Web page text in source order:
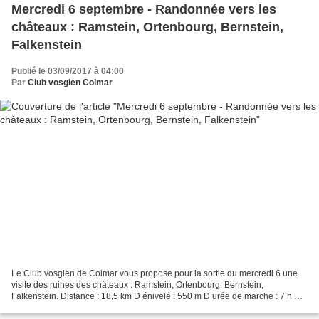
Mercredi 6 septembre - Randonnée vers les
châteaux : Ramstein, Ortenbourg, Bernstein,
Falkenstein
Publié le 03/09/2017 à 04:00
Par Club vosgien Colmar
Le Club vosgien de Colmar vous propose pour la sortie du mercredi 6 une
visite des ruines des châteaux : Ramstein, Ortenbourg, Bernstein,
Falkenstein. Distance : 18,5 km D énivelé : 550 m D urée de marche : 7 h M